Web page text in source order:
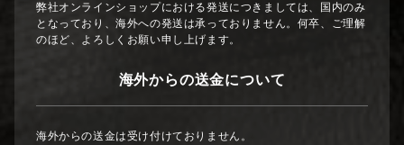
弊社オンラインショップにおける発送につきましては、国内のみ
となっており、海外への発送は承っておりません。何卒、ご理解
のほど、よろしくお願い申し上げます。
海外からの送金について
海外からの送金は受け付けておりません。